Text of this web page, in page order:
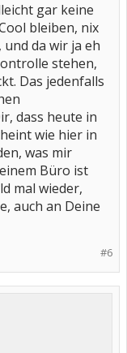
gar keine
bleiben, nix
da wir ja eh
stehen,
Das jedenfalls
dass heute in
wie hier in
was mir
Büro ist
mal wieder,
auch an Deine
#6